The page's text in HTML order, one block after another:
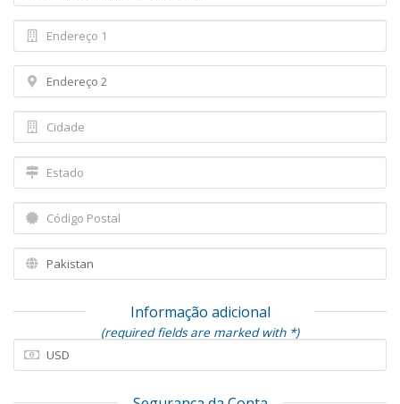
Informação adicional
(required fields are marked with *)